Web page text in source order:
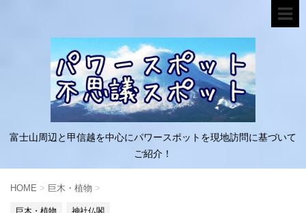
富士山周辺と甲信越を中心にパワースポットを現地訪問に基づいて
ご紹介！
HOME > 巨木・植物 >
巨木・植物 神社仏閣